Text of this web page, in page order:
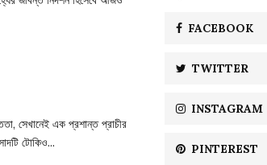
সেখানেই এক প্রশান্ত প্রাচীর
টোকিও...
FACEBOOK
TWITTER
INSTAGRAM
PINTEREST